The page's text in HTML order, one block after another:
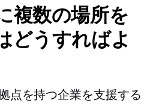
複数の場所を
どうすればよ
点を持つ企業を支援する